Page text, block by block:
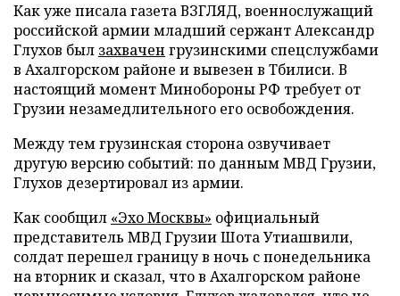
Как уже писала газета ВЗГЛЯД, военнослужащий
российской армии младший сержант Александр
Глухов был захвачен грузинскими спецслужбами
в Ахалгорском районе и вывезен в Тбилиси. В
настоящий момент Минобороны РФ требует от
Грузии незамедлительного его освобождения.
Между тем грузинская сторона озвучивает
другую версию событий: по данным МВД Грузии,
Глухов дезертировал из армии.
Как сообщил «Эхо Москвы» официальный
представитель МВД Грузии Шота Утиашвили,
солдат перешел границу в ночь с понедельника
на вторник и сказал, что в Ахалгорском районе